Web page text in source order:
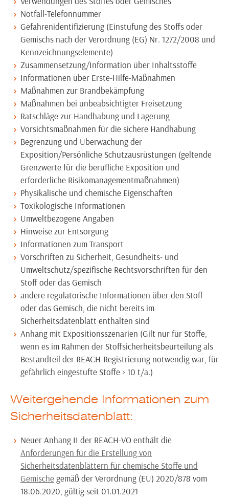
Notfall-Telefonnummer
Gefahrenidentifizierung (Einstufung des Stoffs oder
Gemischs nach der Verordnung (EG) Nr. 1272/2008 und
Kennzeichnungselemente)
Zusammensetzung/Information über Inhaltsstoffe
Informationen über Erste-Hilfe-Maßnahmen
Maßnahmen zur Brandbekämpfung
Maßnahmen bei unbeabsichtigter Freisetzung
Ratschläge zur Handhabung und Lagerung
Vorsichtsmaßnahmen für die sichere Handhabung
Begrenzung und Überwachung der
Exposition/Persönliche Schutzausrüstungen (geltende
Grenzwerte für die berufliche Exposition und
erforderliche Risikomanagementmaßnahmen)
Physikalische und chemische Eigenschaften
Toxikologische Informationen
Umweltbezogene Angaben
Hinweise zur Entsorgung
Informationen zum Transport
Vorschriften zu Sicherheit, Gesundheits- und
Umweltschutz/spezifische Rechtsvorschriften für den
Stoff oder das Gemisch
andere regulatorische Informationen über den Stoff
oder das Gemisch, die nicht bereits im
Sicherheitsdatenblatt enthalten sind
Anhang mit Expositionsszenarien (Gilt nur für Stoffe,
wenn es im Rahmen der Stoffsicherheitsbeurteilung als
Bestandteil der REACH-Registrierung notwendig war, für
gefährlich eingestufte Stoffe > 10 t/a.)
Weitergehende Informationen zum
Sicherheitsdatenblatt:
Neuer Anhang II der REACH-VO enthält die
Anforderungen für die Erstellung von
Sicherheitsdatenblättern für chemische Stoffe und
Gemische gemäß der Verordnung (EU) 2020/878 vom
18.06.2020, gültig seit 01.01.2021